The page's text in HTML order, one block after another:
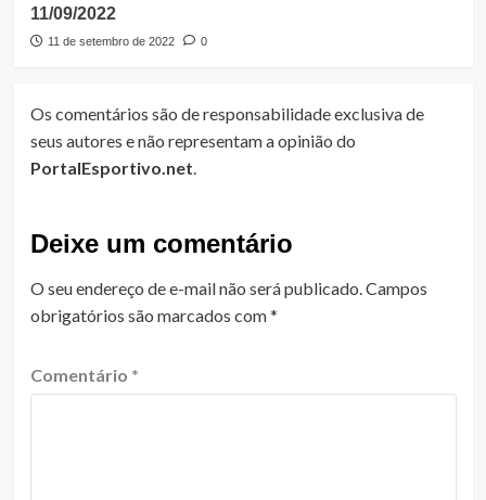
11/09/2022
11 de setembro de 2022 0
Os comentários são de responsabilidade exclusiva de
seus autores e não representam a opinião do
PortalEsportivo.net.
Deixe um comentário
O seu endereço de e-mail não será publicado.Campos
obrigatórios são marcados com*
Comentário *